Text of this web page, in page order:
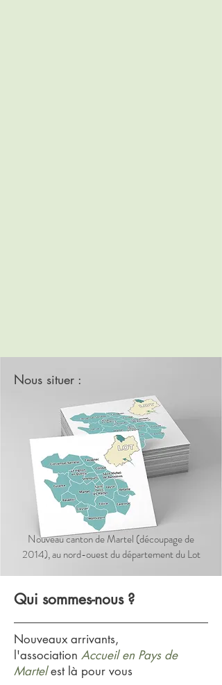
Nous situer :
Nouveau canton de Martel (découpage de
2014), au nord-ouest du département du Lot
Qui sommes-nous ?
Nouveaux arrivants,
l'association Accueil en Pays de
Martelest là pour vous